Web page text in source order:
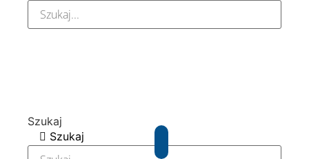
Szukaj
Szukaj